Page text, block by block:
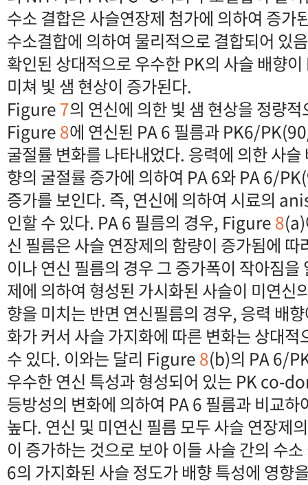
수소 결합은 사슬연장제 첨가에 의하여 증가
수소결합에 의하여 물리적으로 결합되어 있
확인된 상대적으로 우수한 PK의 사슬 배향
미쳐 빛 샘 현상이 증가된다.
Figure7의 연신에 의한 빛 샘 현상을 정량
Figure8에 연신된 PA 6 필름과 PK6/
굴절률 변화를 나타내었다. 응력에 의한 사
향의 굴절률 증가에 의하여 PA 6와 PA 6/
증가를 보인다. 즉, 연신에 의하여 시료의
인할 수 있다. PA 6 필름의 경우, Figure8
신 필름은 사슬 연장제의 함량이 증가됨에
이나 연신 필름의 경우 그 증가폭이 작아짐
제에 의하여 형성된 가시화된 사슬이 미연신
향을 미치는 반면 연신필름의 경우, 응력 배
화가 커서 사슬 가지화에 따른 변화는 상대
수 있다. 이와는 달리 Figure8(b)의 PA 6/
우수한 연신 특성과 형성되어 있는 PK co-
등방성의 변화에 의하여 PA 6 필름과 비교
높다. 연신 및 미연신 필름 모두 사슬 연장제
이 증가하는 것으로 보아 이들 사슬 간의 수
6의 가지화된 사슬 정도가 배향 특성에 영향